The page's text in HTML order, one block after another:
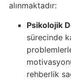
alınmaktadır:
Psikolojik
sürecinde
rehberlik